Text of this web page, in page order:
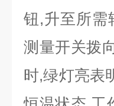
钮,升至所需
测量开关拨
时,绿灯亮表